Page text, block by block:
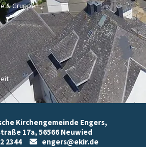
& Gruppen
Kirchengemeinde Engers,
17a, 56566 Neuwied
2344 engers@ekir.de